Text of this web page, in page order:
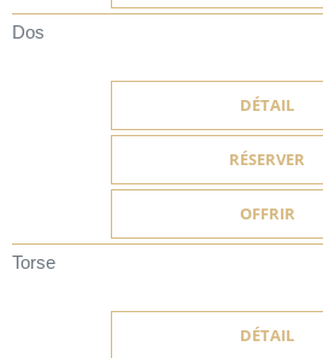
Dos
DÉTAIL
RÉSERVER
OFFRIR
Torse
DÉTAIL